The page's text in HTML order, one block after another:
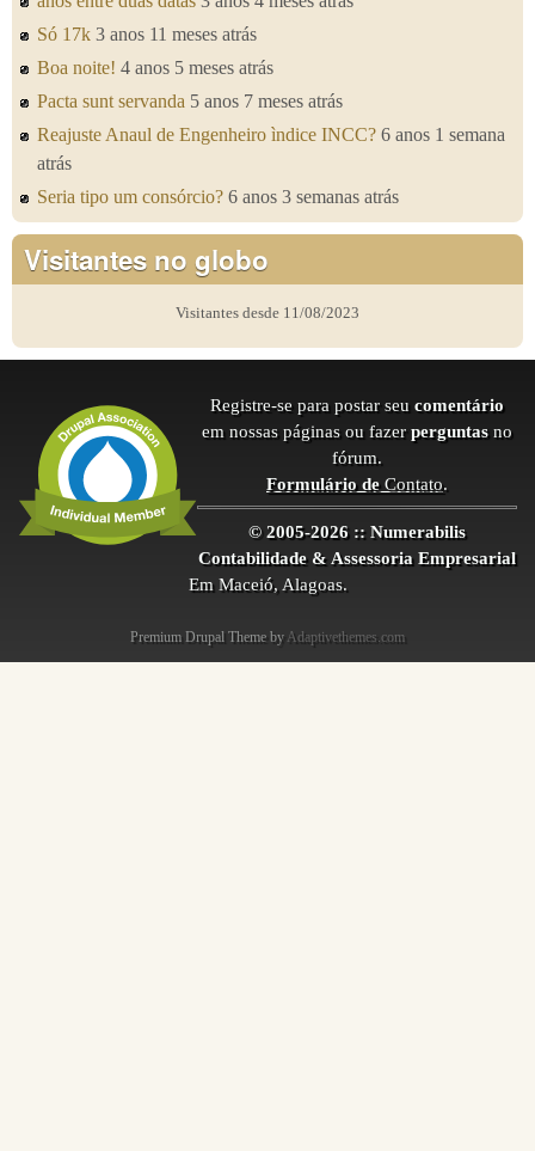
Só 17k 3 anos 11 meses atrás
Boa noite! 4 anos 5 meses atrás
Pacta sunt servanda 5 anos 7 meses atrás
Reajuste Anaul de Engenheiro ìndice INCC? 6 anos 1 semana
atrás
Seria tipo um consórcio? 6 anos 3 semanas atrás
Visitantes no globo
Visitantes desde 11/08/2023
Registre-se para postar seu comentário
em nossas páginas ou fazer perguntas no
fórum.
Formulário deContato.
© 2005-2026 :: Numerabilis
Contabilidade & Assessoria Empresarial
Em Maceió, Alagoas.
Premium Drupal Theme by Adaptivethemes.com